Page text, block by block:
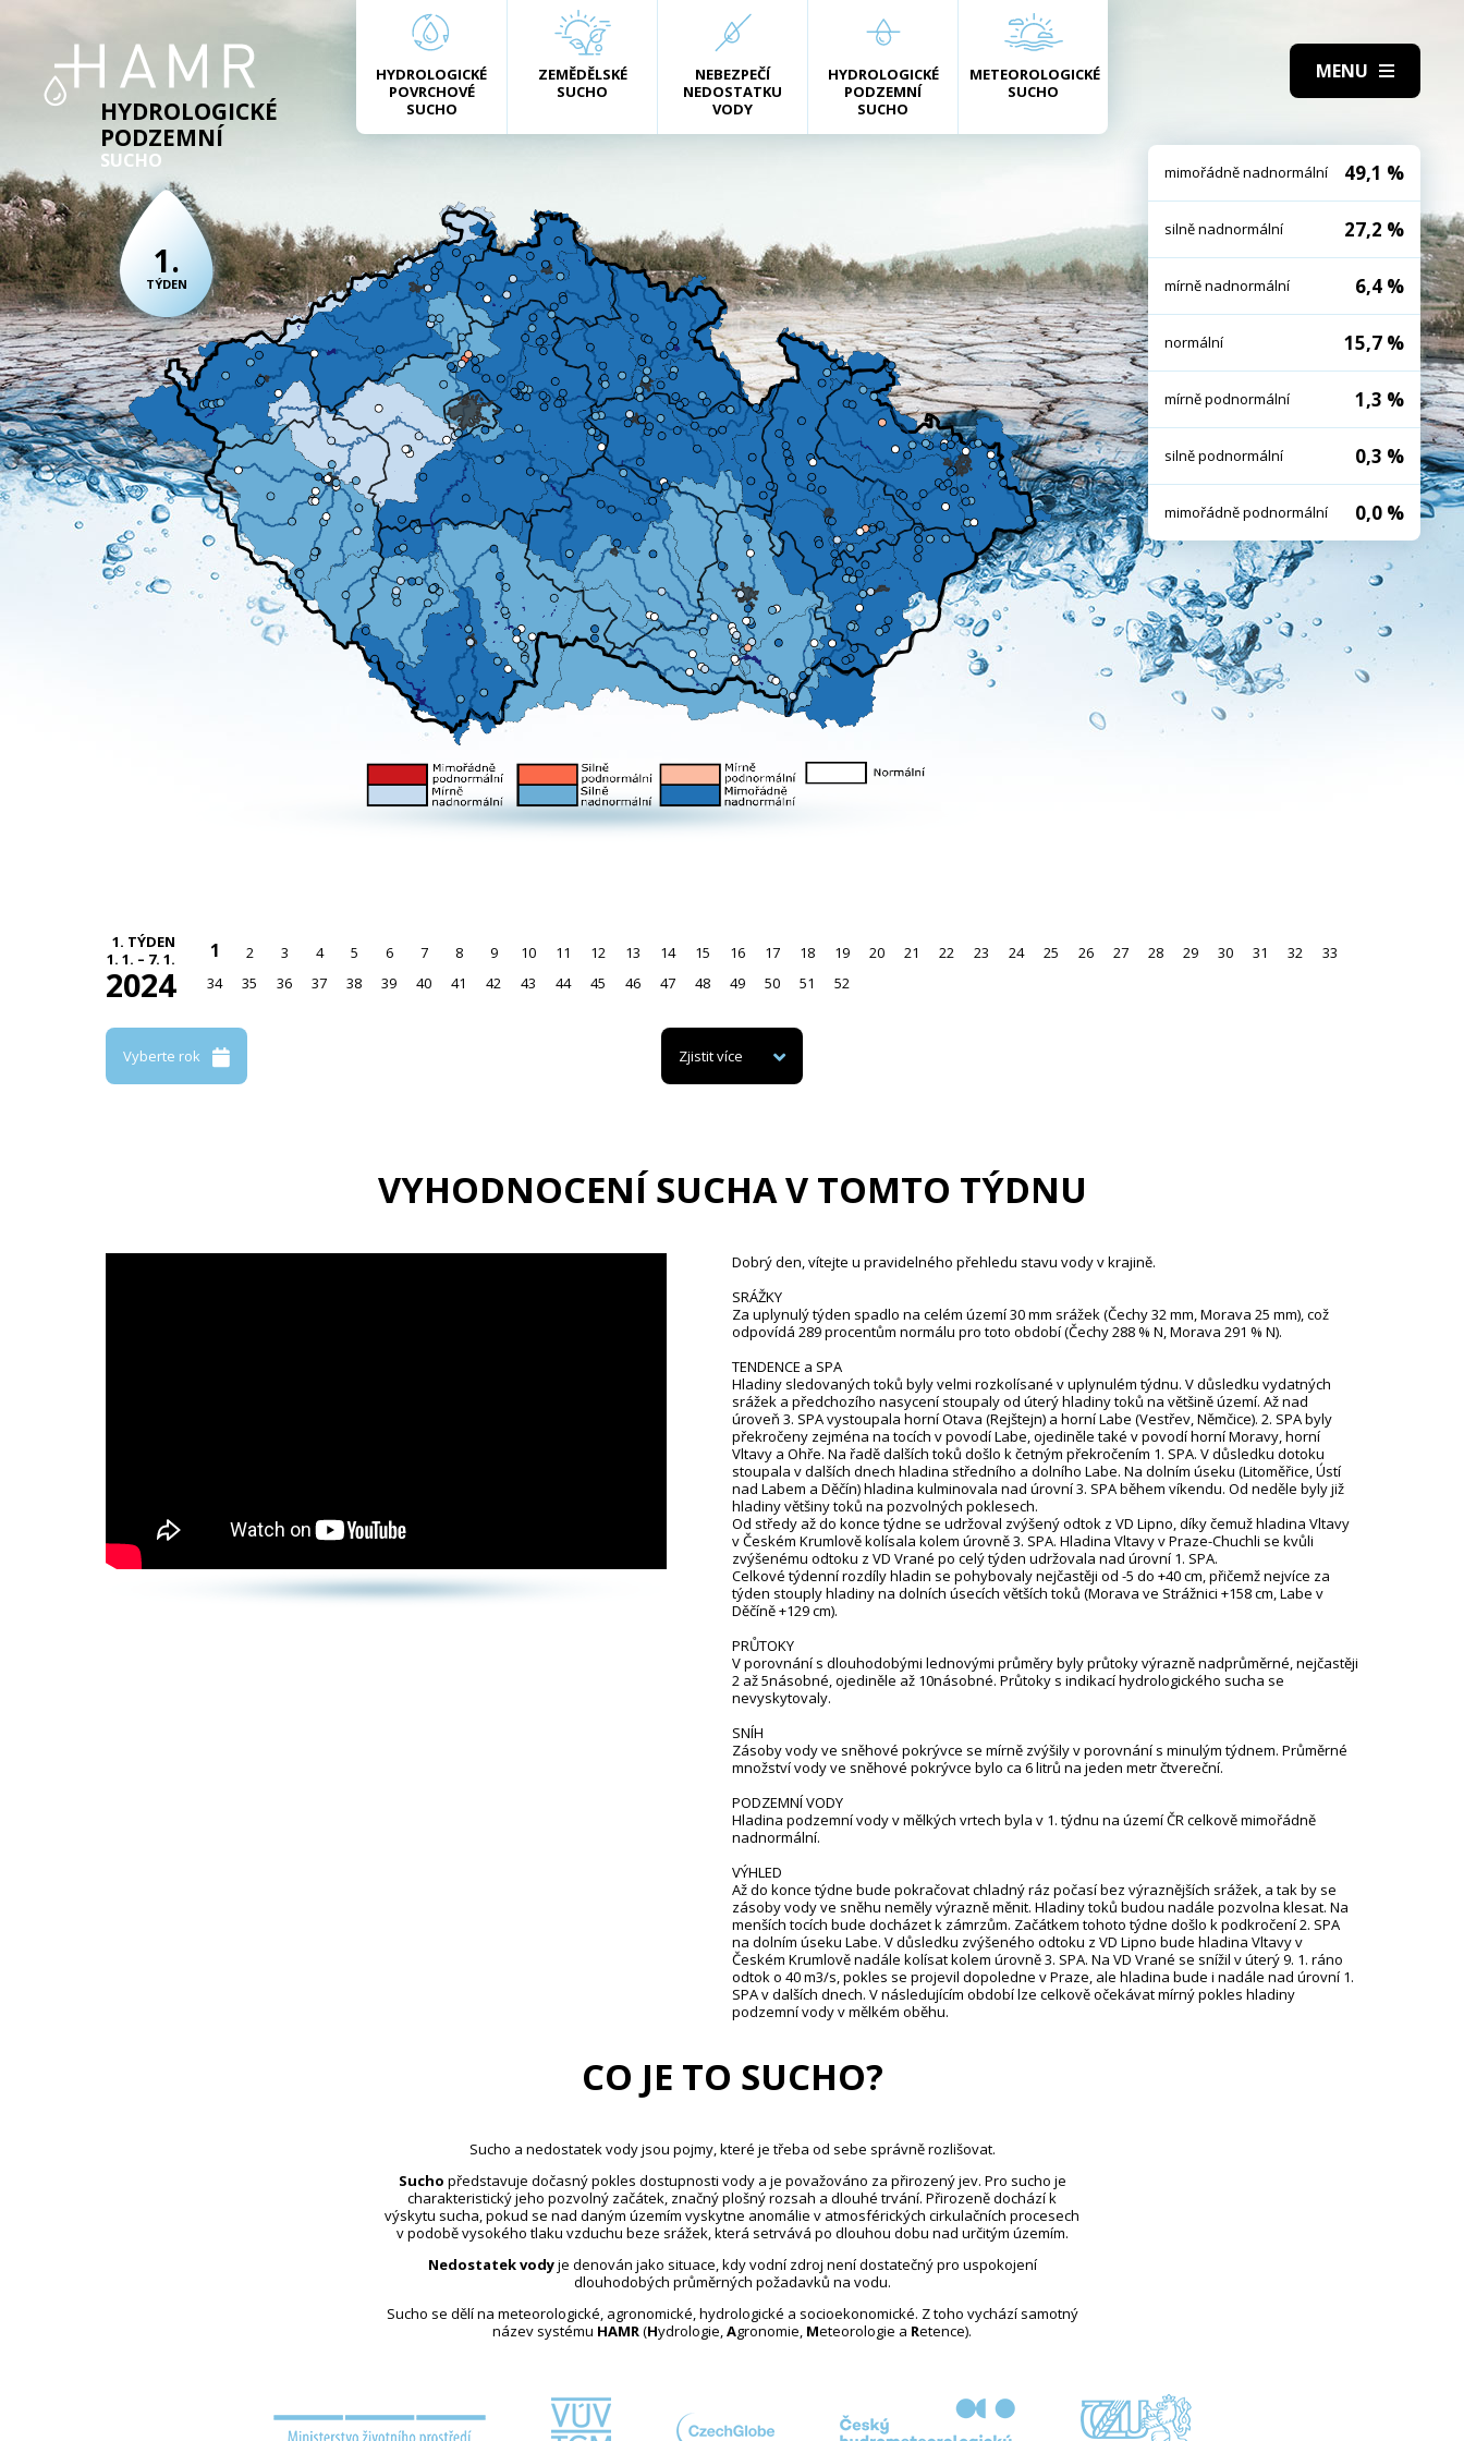
HYDROLOGICKÉ
POVRCHOVÉ
SUCHO
ZEMĚDĚLSKÉ
SUCHO
NEBEZPEČÍ
NEDOSTATKU
VODY
HYDROLOGICKÉ
PODZEMNÍ
SUCHO
METEOROLOGICKÉ
SUCHO
HYDROLOGICKÉ
PODZEMNÍ
SUCHO
1.
TÝDEN
1. TÝDEN
1. 1. – 7. 1.
2024
1 2 3 4 5 6 7 8 9 10 11 12 13 14 15 16 17 18 19 20 21 22 23 24 25 26 27 28 29 30 31 32
33
34
35 36 37 38 39 40 41 42 43 44 45 46 47 48 49 50 51 52
mimořádně nadnormální 49,1 %
silně nadnormální 27,2 %
mírně nadnormální 6,4 %
normální 15,7 %
mírně podnormální 1,3 %
silně podnormální 0,3 %
mimořádně podnormální 0,0 %
Vyberte rok Zjistit více
VYHODNOCENÍ SUCHA V TOMTO TÝDNU
Dobrý den, vítejte u pravidelného přehledu stavu vody v krajině.
SRÁŽKY
Za uplynulý týden spadlo na celém území 30 mm srážek (Čechy 32 mm, Morava 25 mm), což
odpovídá 289 procentům normálu pro toto období (Čechy 288 % N, Morava 291 % N).
TENDENCE a SPA
Hladiny sledovaných toků byly velmi rozkolísané v uplynulém týdnu. V důsledku vydatných
srážek a předchozího nasycení stoupaly od úterý hladiny toků na většině území. Až nad
úroveň 3. SPA vystoupala horní Otava (Rejštejn) a horní Labe (Vestřev, Němčice). 2. SPA byly
překročeny zejména na tocích v povodí Labe, ojediněle také v povodí horní Moravy, horní
Vltavy a Ohře. Na řadě dalších toků došlo k četným překročením 1. SPA. V důsledku dotoku
stoupala v dalších dnech hladina středního a dolního Labe. Na dolním úseku (Litoměřice, Ústí
nad Labem a Děčín) hladina kulminovala nad úrovní 3. SPA během víkendu. Od neděle byly již
hladiny většiny toků na pozvolných poklesech.
Od středy až do konce týdne se udržoval zvýšený odtok z VD Lipno, díky čemuž hladina Vltavy
v Českém Krumlově kolísala kolem úrovně 3. SPA. Hladina Vltavy v Praze-Chuchli se kvůli
zvýšenému odtoku z VD Vrané po celý týden udržovala nad úrovní 1. SPA.
Celkové týdenní rozdíly hladin se pohybovaly nejčastěji od -5 do +40 cm, přičemž nejvíce za
týden stouply hladiny na dolních úsecích větších toků (Morava ve Strážnici +158 cm, Labe v
Děčíně +129 cm).
PRŮTOKY
V porovnání s dlouhodobými lednovými průměry byly průtoky výrazně nadprůměrné, nejčastěji
2 až 5násobné, ojediněle až 10násobné. Průtoky s indikací hydrologického sucha se
nevyskytovaly.
SNÍH
Zásoby vody ve sněhové pokrývce se mírně zvýšily v porovnání s minulým týdnem. Průměrné
množství vody ve sněhové pokrývce bylo ca 6 litrů na jeden metr čtvereční.
PODZEMNÍ VODY
Hladina podzemní vody v mělkých vrtech byla v 1. týdnu na území ČR celkově mimořádně
nadnormální.
VÝHLED
Až do konce týdne bude pokračovat chladný ráz počasí bez výraznějších srážek, a tak by se
zásoby vody ve sněhu neměly výrazně měnit. Hladiny toků budou nadále pozvolna klesat. Na
menších tocích bude docházet k zámrzům. Začátkem tohoto týdne došlo k podkročení 2. SPA
na dolním úseku Labe. V důsledku zvýšeného odtoku z VD Lipno bude hladina Vltavy v
Českém Krumlově nadále kolísat kolem úrovně 3. SPA. Na VD Vrané se snížil v úterý 9. 1. ráno
odtok o 40 m3/s, pokles se projevil dopoledne v Praze, ale hladina bude i nadále nad úrovní 1.
SPA v dalších dnech. V následujícím období lze celkově očekávat mírný pokles hladiny
podzemní vody v mělkém oběhu.
CO JE TO SUCHO?
Sucho a nedostatek vody jsou pojmy, které je třeba od sebe správně rozlišovat.
Sucho představuje dočasný pokles dostupnosti vody a je považováno za přirozený jev. Pro sucho je
charakteristický jeho pozvolný začátek, značný plošný rozsah a dlouhé trvání. Přirozeně dochází k
výskytu sucha, pokud se nad daným územím vyskytne anomálie v atmosférických cirkulačních procesech
v podobě vysokého tlaku vzduchu beze srážek, která setrvává po dlouhou dobu nad určitým územím.
Nedostatek vodyje definován jako situace, kdy vodní zdroj není dostatečný pro uspokojení
dlouhodobých průměrných požadavků na vodu.
Sucho se dělí na meteorologické, agronomické, hydrologické a socioekonomické. Z toho vychází samotný
název systému HAMR(Hydrologie,Agronomie, Meteorologie a Retence).